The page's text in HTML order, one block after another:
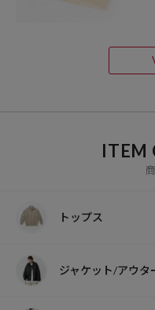
ITEM
トップス
ジャケット/アウタ